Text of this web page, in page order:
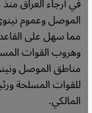
الموصل وعموم
مما سهل على
وهروب القوات
مناطق الموصل
للقوات المسلحة
المالكي.